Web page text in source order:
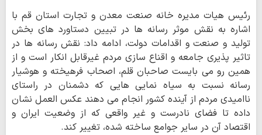
رئیس هیات مدیره خانه صنعت معدن و تجارت استان قم با
اشاره به نقش موثر رسانه ها در تبیین دستاورد های بخش
تولید و صنعت و اقدامات دولت، ادامه داد: نقش رسانه ها در
تاثیر پذیری جامعه و اقناع سازی مردم غیرقابل انکار است و از
همین رو می بایست صاحبان قلم، اصحاب فرهیخته و هوشیار
رسانه نسبت به سیاه نمایی هایی که دشمنان در راستای
ناامیدی مردم از آینده کشور انجام می دهند عکس العمل نشان
داده تا فضای نادرست و غیر واقعی که از وضعیت ایران و
اقتصاد آن در سایر جوامع ساخته شده، تغییر کند.